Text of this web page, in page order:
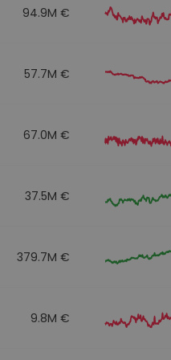
94.9M €
57.7M €
67.0M €
37.5M €
379.7M €
9.8M €